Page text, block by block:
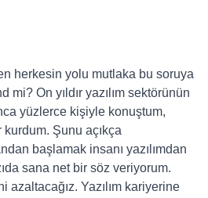
herkesin yolu mutlaka bu soruya
mi? On yıldır yazılım sektörünün
yüzlerce kişiyle konuştum,
Şunu açıkça
başlamak insanı yazılımdan
sana net bir söz veriyorum.
azaltacağız. Yazılım kariyerine